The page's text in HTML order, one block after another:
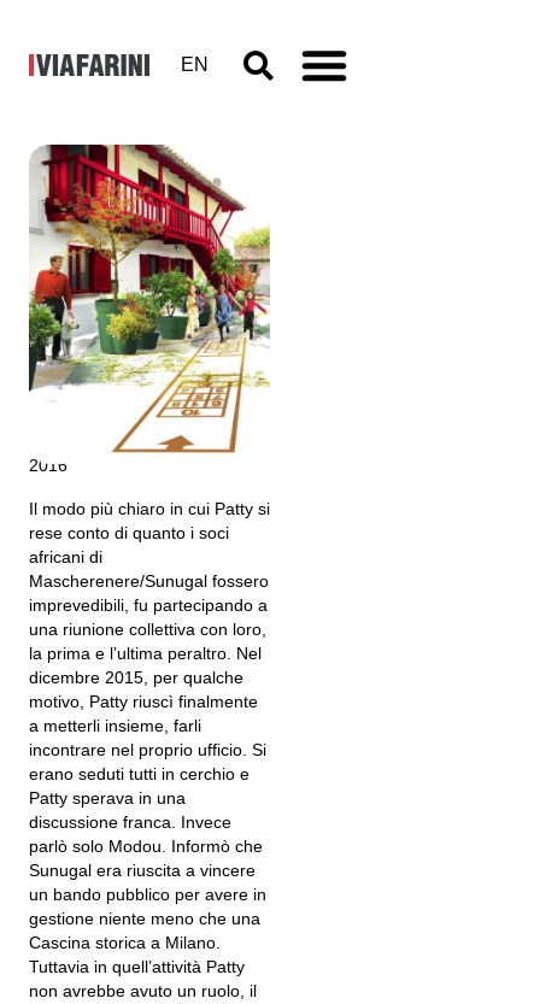
EN
Intercultura
– Capitolo
13 La
Cascina
2016
Il modo più chiaro in cui Patty si
rese conto di quanto i soci
africani di
Mascherenere/Sunugal fossero
imprevedibili, fu partecipando a
una riunione collettiva con loro,
la prima e l’ultima peraltro. Nel
dicembre 2015, per qualche
motivo, Patty riuscì finalmente
a metterli insieme, farli
incontrare nel proprio ufficio. Si
erano seduti tutti in cerchio e
Patty sperava in una
discussione franca. Invece
parlò solo Modou. Informò che
Sunugal era riuscita a vincere
un bando pubblico per avere in
gestione niente meno che una
Cascina storica a Milano.
Tuttavia in quell’attività Patty
non avrebbe avuto un ruolo, il